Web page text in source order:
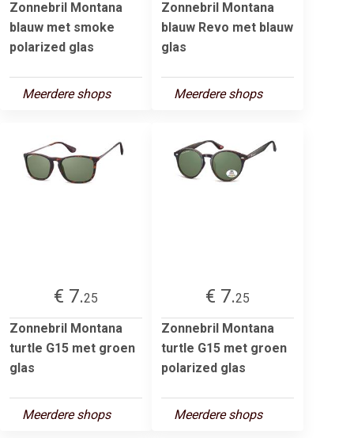
Zonnebril Montana
blauw met smoke
polarized glas
Meerdere shops
Zonnebril Montana
blauw Revo met blauw
glas
Meerdere shops
€ 7.25
Zonnebril Montana
turtle G15 met groen
glas
Meerdere shops
€ 7.25
Zonnebril Montana
turtle G15 met groen
polarized glas
Meerdere shops